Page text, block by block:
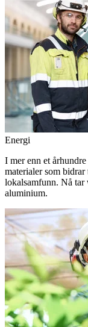
Energi
I mer enn et
materialer som
lokalsamfunn. Nå
aluminium.